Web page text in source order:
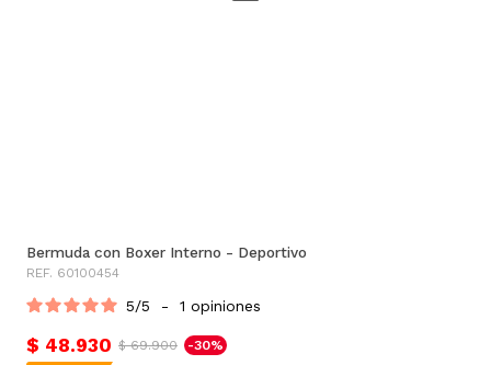
Bermuda con Boxer Interno - Deportivo
REF. 60100454
5/5 - 1 opiniones
$ 48.930 $ 69.900 -30%